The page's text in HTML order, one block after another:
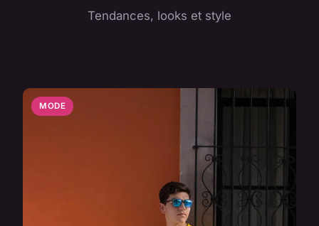
Tendances, looks et style
MODE